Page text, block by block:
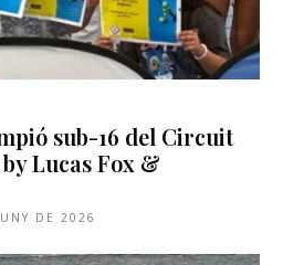
sub-16 del Circuit
Lucas Fox &
DE 2026